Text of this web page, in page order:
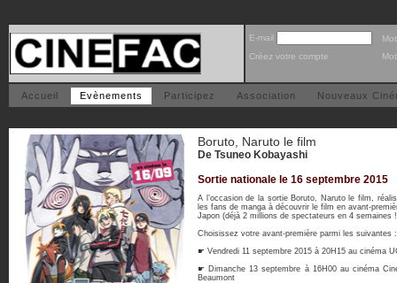
E-mail
Créez votre compte
Accueil Evènements Participez Association Nouveaux
Boruto, Naruto le film
De Tsuneo Kobayashi
Sortie nationale le 16 septembre 2015
A l’occasion de la sortie Boruto, Naruto le film,
les fans de manga à découvrir le film en avant-
Japon (déjà 2 millions de spectateurs en 4 semaines
Choisissez votre avant-première parmi les suivantes :
☛ Vendredi 11 septembre 2015 à 20H15 au cinéma
☛ Dimanche 13 septembre à 16H00 au cinéma
Beaumont